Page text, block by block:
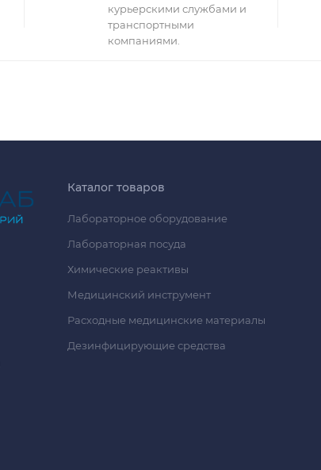
курьерскими службами и
транспортными
компаниями.
Каталог товаров
Лабораторное оборудование
Лабораторная посуда
Химические реактивы
Медицинский инструмент
Расходные медицинские материалы
Дезинфицирующие средства